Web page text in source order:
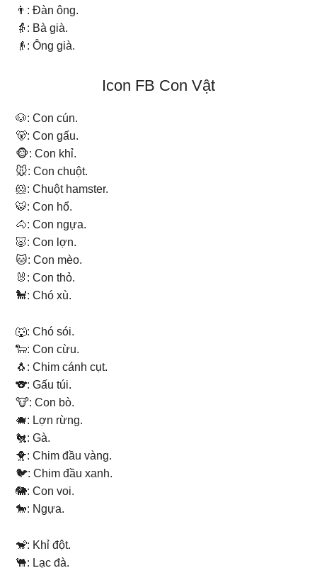
👨: Đàn ông.
👵: Bà già.
👴: Ông già.
Icon FB Con Vật
🐶: Con cún.
🐻: Con gấu.
🐵: Con khỉ.
🐭: Con chuột.
🐹: Chuột hamster.
🐯: Con hổ.
🐴: Con ngựa.
🐷: Con lợn.
🐱: Con mèo.
🐰: Con thỏ.
🐩: Chó xù.
🐺: Chó sói.
🐑: Con cừu.
🐧: Chim cánh cụt.
🐨: Gấu túi.
🐮: Con bò.
🐗: Lợn rừng.
🐔: Gà.
🐥: Chim đầu vàng.
🐦: Chim đầu xanh.
🐘: Con voi.
🐎: Ngựa.
🐒: Khỉ đột.
🐫: Lạc đà.